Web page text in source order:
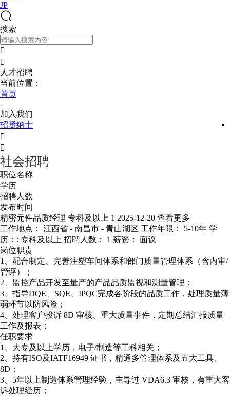
JP
搜索


人才招聘
当前位置：
首页
-
加入我们
招贤纳士


社会招聘
职位名称
学历
招聘人数
发布时间
精密元件品质经理 专科及以上 1 2025-12-20 查看更多
工作地点： 江西省 - 南昌市 - 青山湖区 工作年限： 5-10年 学
历：: 专科及以上 招聘人数： 1 薪资： 面议
岗位职责
1、配合制定、完善注塑车间体系和部门质量管理体系（含内审/
管评）；
2、监控产品开发至量产的产品品质监视和测量管理；
3、指导DQE、SQE、IPQC完成各阶段的品质工作，处理质量薄
弱环节以防风险；
4、处理客户投诉 8D 审核、重大质量事件，定期总结汇报质量
工作及报表；
任职要求
1、大专及以上学历，电子/制造等工科相关；
2、持有ISO及IATF16949 证书，精通多管理体系及五大工具、
8D；
3、5年以上制造体系管理经验，主导过 VDA6.3 审核，有重大客
诉处理经历；